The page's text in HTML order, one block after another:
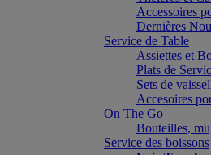
Accessoires
Dernières
Service de Table
Assiettes et
Plats de
Sets de
Accesoires
On The Go
Bouteilles,
Service des boissons